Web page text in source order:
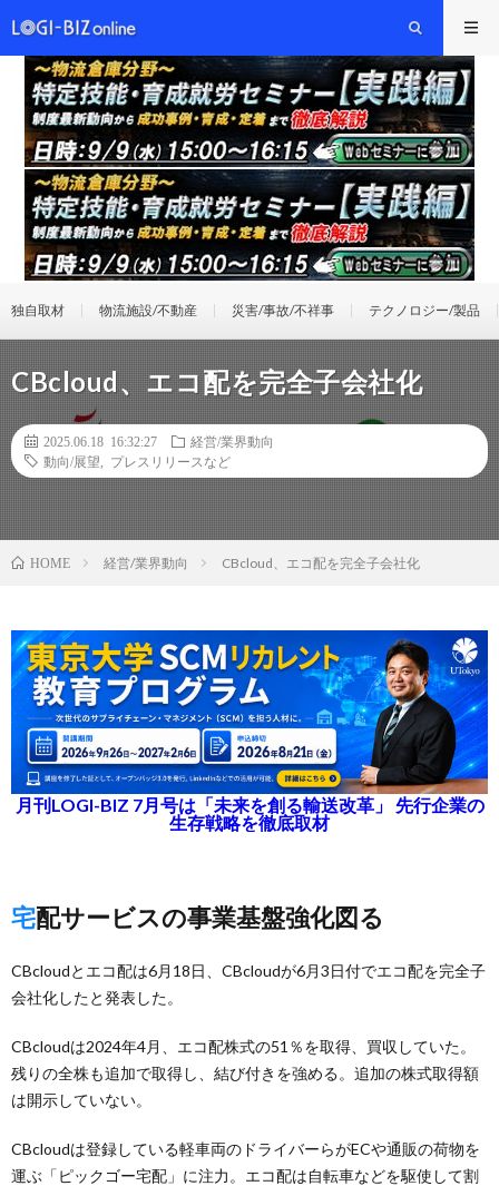
独自取材 物流施設/不動産 災害/事故/不祥事 テクノロジー/製品
CBcloud、エコ配を完全子会社化
2025.06.18 16:32:27
経営/業界動向
動向/展望
プレスリリースなど
HOME 経営/業界動向 CBcloud、エコ配を完全子会社化
月刊LOGI-BIZ 7月号は「未来を創る輸送改革」 先行企業の
生存戦略を徹底取材
宅配サービスの事業基盤強化図る
CBcloudとエコ配は6月18日、CBcloudが6月3日付でエコ配を完全子
会社化したと発表した。
CBcloudは2024年4月、エコ配株式の51％を取得、買収していた。
残りの全株も追加で取得し、結び付きを強める。追加の株式取得額
は開示していない。
CBcloudは登録している軽車両のドライバーらがECや通販の荷物を
運ぶ「ピックゴー宅配」に注力。エコ配は自転車などを駆使して割